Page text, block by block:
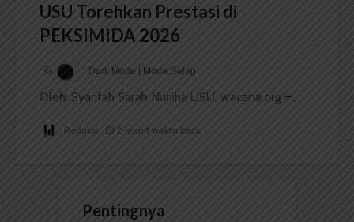
USU Torehkan Prestasi di
PEKSIMIDA 2026
Dark Mode | Moda Gelap
Oleh: Syarifah Sarah Nurjiha USU, wacana.org –...
Redaksi 2 menit waktu baca
Pentingnya